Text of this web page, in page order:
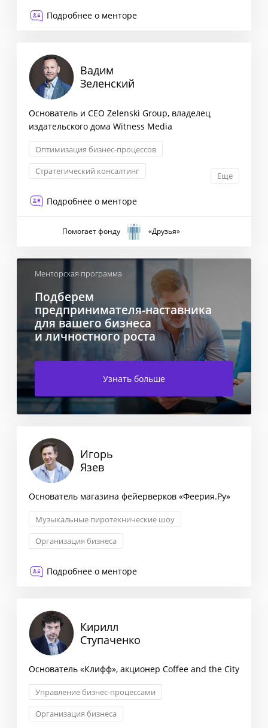
Подробнее о менторе
Вадим
Зеленский
Основатель и CEO Zelenski Group, владелец
издательского дома Witness Media
Оптимизация бизнес-процессов
Стратегический консалтинг
Event-менеджмент
Еще
Подробнее о менторе
Помогает фонду «Друзья»
Менторская программа
Подберем
предпринимателя-наставника
для вашего бизнеса
и личностного роста
Узнать больше
Игорь
Язев
Основатель магазина фейерверков «Феерия.Ру»
Музыкальные пиротехнические шоу
Организация бизнеса
Подробнее о менторе
Кирилл
Ступаченко
Основатель «Клифф», акционер Coffee and the City
Управление бизнес-процессами
Организация бизнеса